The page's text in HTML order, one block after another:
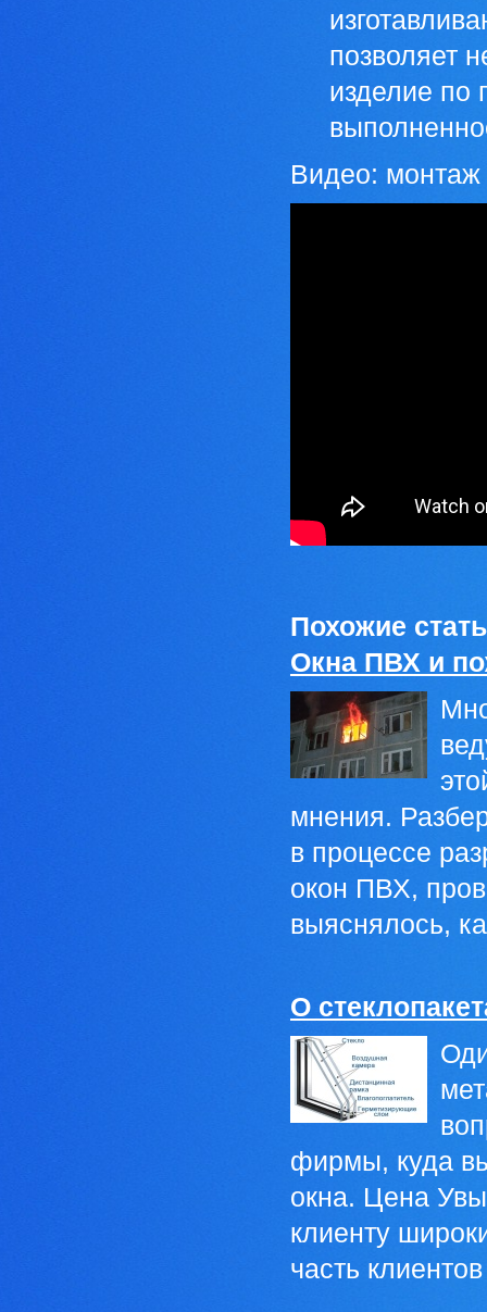
позволяет
изделие по
Видео: монтаж
Похожие
Окна ПВХ и
мнения.
в процессе
окон ПВХ,
выяснялось,
О
фирмы, куда
окна. Цена
клиенту
часть